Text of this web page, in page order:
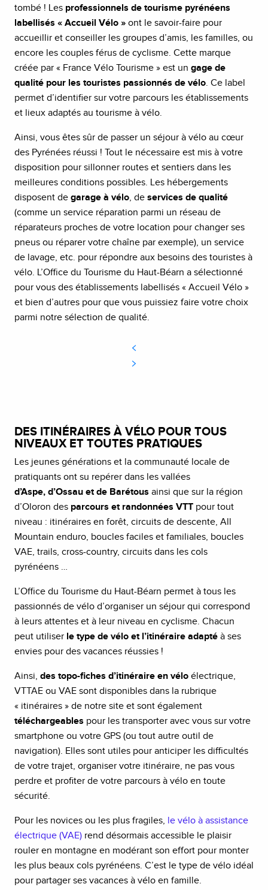
tombé ! Les professionnels de tourisme pyrénéens
labellisés « Accueil Vélo » ont le savoir-faire pour
accueillir et conseiller les groupes d’amis, les familles, ou
encore les couples férus de cyclisme. Cette marque
créée par « France Vélo Tourisme » est un gage de
qualité pour les touristes passionnés de vélo. Ce label
permet d’identifier sur votre parcours les établissements
et lieux adaptés au tourisme à vélo.
Ainsi, vous êtes sûr de passer un séjour à vélo au cœur
des Pyrénées réussi ! Tout le nécessaire est mis à votre
disposition pour sillonner routes et sentiers dans les
meilleures conditions possibles. Les hébergements
disposent de garage à vélo, de services de qualité
(comme un service réparation parmi un réseau de
réparateurs proches de votre location pour changer ses
pneus ou réparer votre chaîne par exemple), un service
de lavage, etc. pour répondre aux besoins des touristes à
vélo. L’Office du Tourisme du Haut-Béarn a sélectionné
pour vous des établissements labellisés « Accueil Vélo »
et bien d’autres pour que vous puissiez faire votre choix
parmi notre sélection de qualité.
DES ITINÉRAIRES À VÉLO POUR TOUS
NIVEAUX ET TOUTES PRATIQUES
Les jeunes générations et la communauté locale de
pratiquants ont su repérer dans les vallées
d’Aspe, d’Ossau et de Barétous ainsi que sur la région
d’Oloron des parcours et randonnées VTT pour tout
niveau : itinéraires en forêt, circuits de descente, All
Mountain enduro, boucles faciles et familiales, boucles
VAE, trails, cross-country, circuits dans les cols
pyrénéens …
L’Office du Tourisme du Haut-Béarn permet à tous les
passionnés de vélo d’organiser un séjour qui correspond
à leurs attentes et à leur niveau en cyclisme. Chacun
peut utiliser le type de vélo et l’itinéraire adapté à ses
envies pour des vacances réussies !
Ainsi, des topo-fiches d’itinéraire en vélo électrique,
VTTAE ou VAE sont disponibles dans la rubrique
« itinéraires » de notre site et sont également
téléchargeables pour les transporter avec vous sur votre
smartphone ou votre GPS (ou tout autre outil de
navigation). Elles sont utiles pour anticiper les difficultés
de votre trajet, organiser votre itinéraire, ne pas vous
perdre et profiter de votre parcours à vélo en toute
sécurité.
Pour les novices ou les plus fragiles, le vélo à assistance
électrique (VAE) rend désormais accessible le plaisir
rouler en montagne en modérant son effort pour monter
les plus beaux cols pyrénéens. C’est le type de vélo idéal
pour partager ses vacances à vélo en famille.